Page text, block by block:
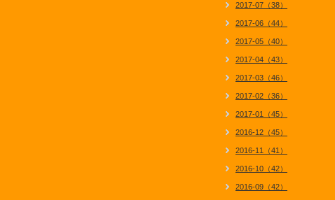
2017-07（38）
2017-06（44）
2017-05（40）
2017-04（43）
2017-03（46）
2017-02（36）
2017-01（45）
2016-12（45）
2016-11（41）
2016-10（42）
2016-09（42）